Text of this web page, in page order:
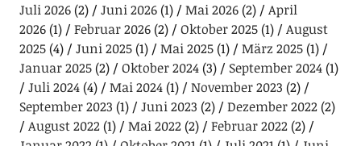
Juli 2026(2) Juni 2026(1) Mai 2026(2)
April
2026(1) Februar 2026(2) Oktober 2025(1)
August
2025(4) Juni 2025(1) Mai 2025(1) März 2025(1)
Januar 2025(2) Oktober 2024(3) September 2024(1)
Juli 2024(4) Mai 2024(1) November 2023 (2)
September 2023 (1) Juni 2023 (2) Dezember 2022(2)
August 2022(1) Mai 2022(2) Februar 2022(2)